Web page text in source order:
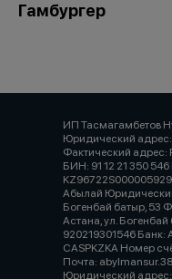
Гамбургер
ИП Тасмагамбетов
Юридический адрес:
Фактический адрес:
БИН: 91 12 21 350
Абылай Юридический
Богенбай батыр, 53
Астана, ул.
920219301546 Банк:
CASPKZKA Номер
Почта:
Юридический адрес: